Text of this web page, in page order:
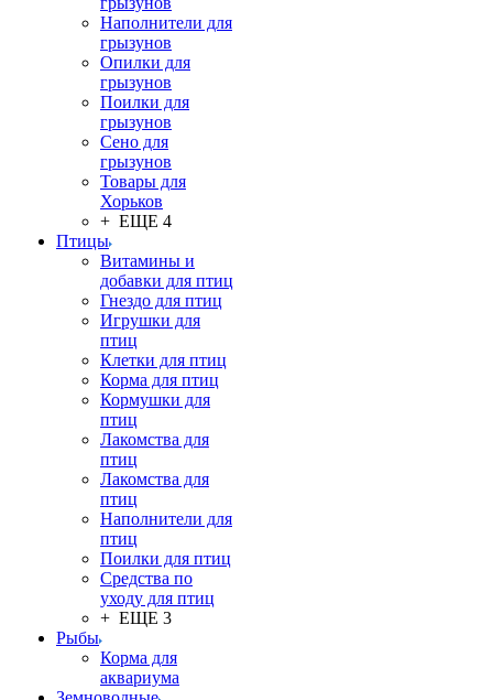
Наполнители для
грызунов
Опилки для
грызунов
Поилки для
грызунов
Сено для
грызунов
Товары для
Хорьков
+ ЕЩЕ 4
Птицы
Витамины и
добавки для птиц
Гнездо для птиц
Игрушки для
птиц
Клетки для птиц
Корма для птиц
Кормушки для
птиц
Лакомства для
птиц
Лакомства для
птиц
Наполнители для
птиц
Поилки для птиц
Средства по
уходу для птиц
+ ЕЩЕ 3
Рыбы
Корма для
аквариума